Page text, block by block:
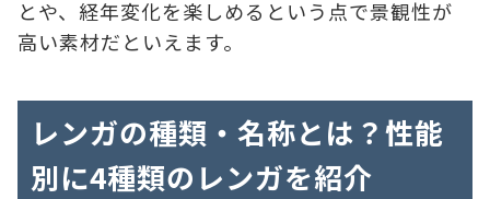
とや、経年変化を楽しめるという点で景観性が
高い素材だといえます。
レンガの種類・名称とは？性能
別に4種類のレンガを紹介